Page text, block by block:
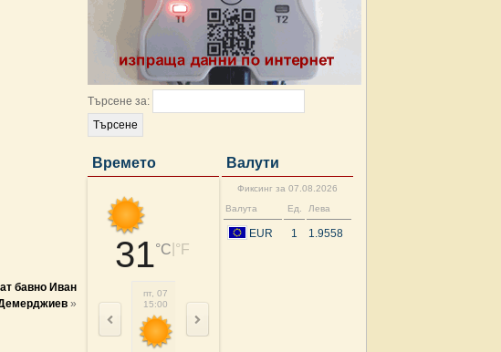
Търсене за:
Времето
31°C °F
пт, 07
15:00
18:00
Валути
Фиксинг за 07.08.2026
Валута
Ед. Лева
EUR 1 1.9558
бавно Иван
»